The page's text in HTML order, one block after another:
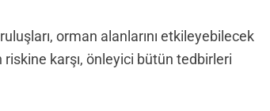
orman alanlarını etkileyebilecek
karşı, önleyici bütün tedbirleri